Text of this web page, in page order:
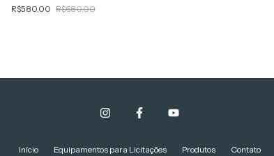
R$580,00 R$680,00
Início Equipamentos para Licitações Produtos Contato